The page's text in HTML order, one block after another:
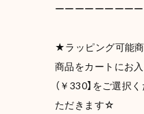
ーーーーーーーー
★ラッピング可能
商品をカートにお入
（￥330】をご選択
ただきます☆